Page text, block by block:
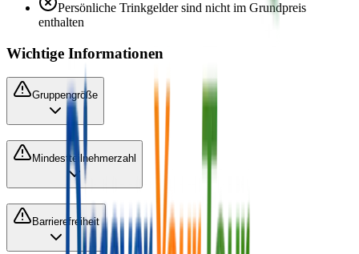
Persönliche Trinkgelder sind nicht im Grundpreis
enthalten
Wichtige Informationen
Gruppengröße
Mindestteilnehmerzahl
Barrierefreiheit